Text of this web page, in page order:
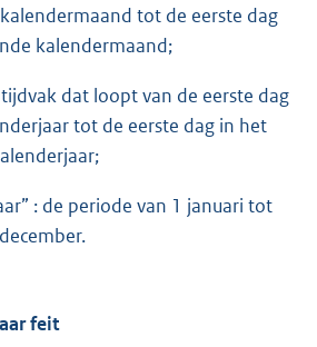
tot de eerste dag
kalendermaand;
tijdvak dat loopt van de eerste dag
tot de eerste dag in het
: de periode van 1 januari tot
feit